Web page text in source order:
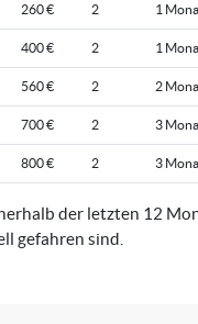
260 € 2 1
400 € 2 1
560 € 2 2
700 € 2 3
800 € 2 3
der letzten 12
gefahren sind.